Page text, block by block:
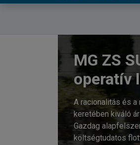
MG ZS
operatív
A racionalitás és
keretében kiváló
Gazdag
költségtudatos